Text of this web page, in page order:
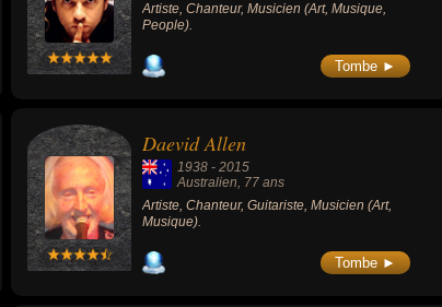
Artiste, Chanteur, Musicien (Art, Musique,
People).
Tombe ►
Daevid Allen
1938 -2015
Australien, 77 ans
Artiste, Chanteur, Guitariste, Musicien (Art,
Musique).
Tombe ►